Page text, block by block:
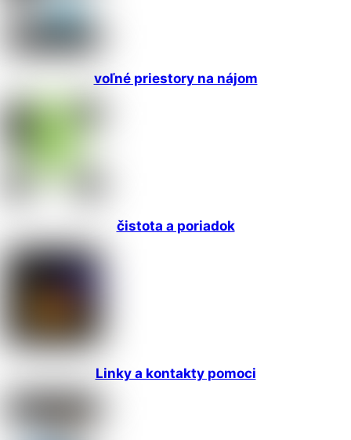
voľné priestory na nájom
čistota a poriadok
Linky a kontakty pomoci